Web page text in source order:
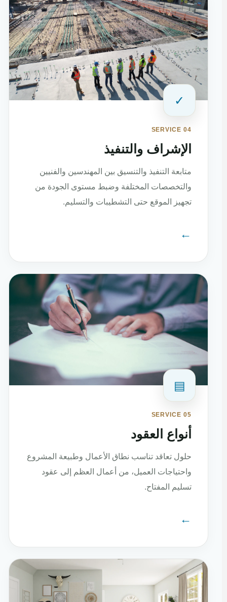
✓
SERVICE 04
الإشراف والتنفيذ
متابعة التنفيذ والتنسيق بين المهندسين والفنيين
والتخصصات المختلفة وضبط مستوى الجودة من
تجهيز الموقع حتى التشطيبات والتسليم.
←
▤
SERVICE 05
أنواع العقود
حلول تعاقد تناسب نطاق الأعمال وطبيعة المشروع
واحتياجات العميل، من أعمال العظم إلى عقود
تسليم المفتاح.
←